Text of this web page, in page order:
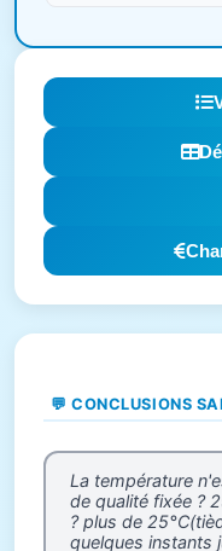
💬 CONCLUSIONS
La température
de qualité fixée ?
? plus de
quelques instants